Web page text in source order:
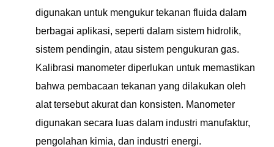
digunakan untuk mengukur tekanan fluida dalam
berbagai aplikasi, seperti dalam sistem hidrolik,
sistem pendingin, atau sistem pengukuran gas.
Kalibrasi manometer diperlukan untuk memastikan
bahwa pembacaan tekanan yang dilakukan oleh
alat tersebut akurat dan konsisten. Manometer
digunakan secara luas dalam industri manufaktur,
pengolahan kimia, dan industri energi.